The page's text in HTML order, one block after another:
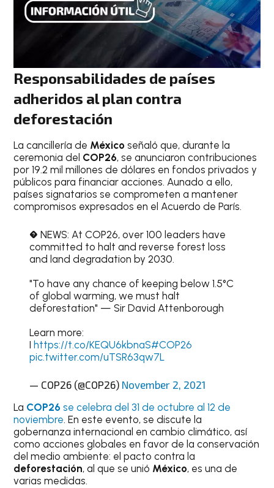
Responsabilidades de países
adheridos al plan contra
deforestación
La cancillería de México señaló que, durante la
ceremonia del COP26, se anunciaron contribuciones
por 19.2 mil millones de dólares en fondos privados y
públicos para financiar acciones. Aunado a ello,
países signatarios se comprometen a mantener
compromisos expresados en el Acuerdo de París.
� NEWS: At COP26, over 100 leaders have
committed to halt and reverse forest loss
and land degradation by 2030.
"To have any chance of keeping below 1.5°C
of global warming, we must halt
deforestation" — Sir David Attenborough
Learn more:
I https://t.co/KEQU6kbnaS#COP26
pic.twitter.com/uTSR63qw7L
— COP26 (@COP26) November 2, 2021
La COP26 se celebra del 31 de octubre al 12 de
noviembre. En este evento, se discute la
gobernanza internacional en cambio climático, así
como acciones globales en favor de la conservación
del medio ambiente: el pacto contra la
deforestación, al que se unió México, es una de
varias medidas.